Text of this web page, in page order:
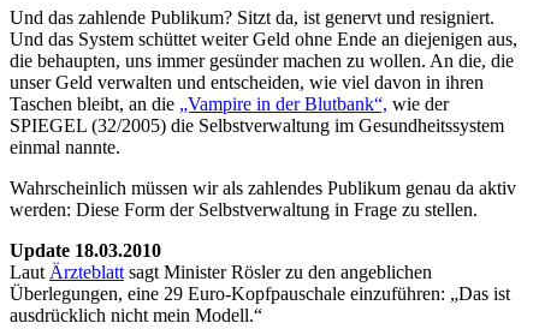
Und das zahlende Publikum? Sitzt da, ist genervt und resigniert.
Und das System schüttet weiter Geld ohne Ende an diejenigen aus,
die behaupten, uns immer gesünder machen zu wollen. An die, die
unser Geld verwalten und entscheiden, wie viel davon in ihren
Taschen bleibt, an die „Vampire in der Blutbank“, wie der
SPIEGEL (32/2005) die Selbstverwaltung im Gesundheitssystem
einmal nannte.
Wahrscheinlich müssen wir als zahlendes Publikum genau da aktiv
werden: Diese Form der Selbstverwaltung in Frage zu stellen.
Update 18.03.2010
Laut Ärzteblatt sagt Minister Rösler zu den angeblichen
Überlegungen, eine 29 Euro-Kopfpauschale einzuführen: „Das ist
ausdrücklich nicht mein Modell.“